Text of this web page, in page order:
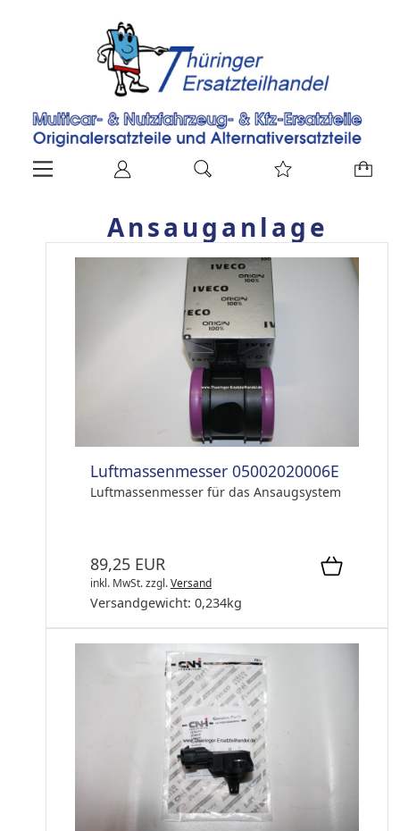
Ansauganlage
Luftmassenmesser 05002020006E
Luftmassenmesser für das Ansaugsystem
89,25 EUR
inkl. MwSt.zzgl.Versand
Versandgewicht: 0,234kg